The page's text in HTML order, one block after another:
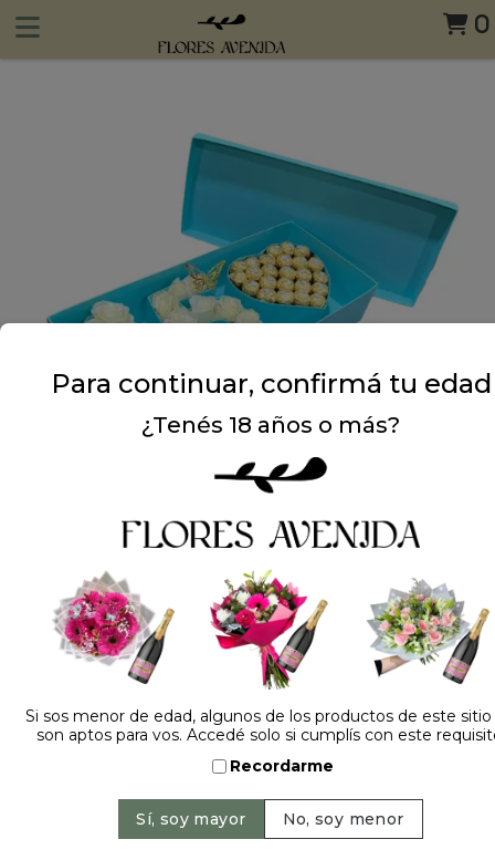
0
Dejá tu opinión
Para continuar, confirmá tu edad
¿Tenés 18 años o más?
Si sos menor de edad, algunos de los productos de este
son aptos para vos. Accedé solo si cumplís con este
Recordarme